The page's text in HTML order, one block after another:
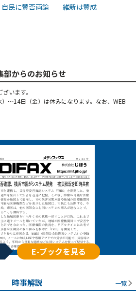
自民に賛否両論 維新は賛成
部からのお知らせ
います。
～14日（金）は休みになります。なお、WEB
E-ブックを見る
時事解説 一覧